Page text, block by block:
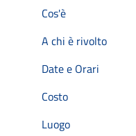
Cos'è
A chi è rivolto
Date e Orari
Costo
Luogo